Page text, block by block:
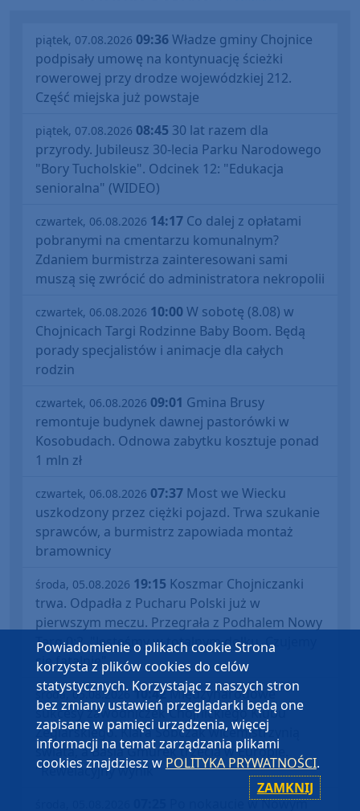
piątek, 07.08.2026 09:36Władze gminy Chojnice
podpisały umowę na kontynuację ścieżki
rowerowej przy drodze wojewódzkiej 212.
Część miejska już powstaje
piątek, 07.08.2026 08:45 30 lat razem dla
przyrody. Jubileusz 30-lecia Parku Narodowego
"Bory Tucholskie". Odcinek 12: "Edukacja
senioralna" (WIDEO)
czwartek, 06.08.2026 14:17 Co dalej z opłatami
pobranymi na cmentarzu komunalnym?
Zdaniem burmistrza zainteresowani sami
muszą się zwrócić do administratora nekropolii
czwartek, 06.08.2026 10:00W sobotę (8.08) w
Chojnicach Targi Rodzinne Baby Boom. Będą
porady specjalistów i animacje dla całych
rodzin
czwartek, 06.08.2026 09:01 Gmina Brusy
remontuje budynek dawnej pastorówki w
Kosobudach. Odnowa zabytku kosztuje ponad
1 mln zł
czwartek, 06.08.2026 07:37 Most we Wiecku
uszkodzony przez ciężki pojazd. Trwa szukanie
sprawców, a burmistrz zapowiada montaż
bramownicy
środa, 05.08.2026 19:15 Koszmar Chojniczanki
trwa. Odpadła z Pucharu Polski już w
pierwszym meczu. Przegrała z Podhalem Nowy
Targ 0:2. "Jesteśmy w totalnym dołku. Czujemy
się fatalnie"
środa, 05.08.2026 10:42Międzynarodowe
sukcesy zawodniczek Chojnickiego Klubu
Żeglarskiego. Klara Sobczak wicemistrzynią
świata, a Basia Gmurek trzecia w Europie.
"Rewelacyjny wynik"
Po nokaucie w Nowym
Powiadomienie o plikach cookie Strona
korzysta z plików cookies do celów
statystycznych. Korzystając z naszych stron
bez zmiany ustawień przeglądarki będą one
zapisane w pamięci urządzenia, więcej
informacji na temat zarządzania plikami
cookies znajdziesz w POLITYKA PRYWATNOŚCI.
ZAMKNIJ